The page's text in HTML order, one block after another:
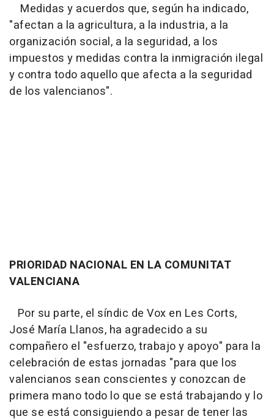
Medidas y acuerdos que, según ha indicado,
"afectan a la agricultura, a la industria, a la
organización social, a la seguridad, a los
impuestos y medidas contra la inmigración ilegal
y contra todo aquello que afecta a la seguridad
de los valencianos".
PRIORIDAD NACIONAL EN LA COMUNITAT
VALENCIANA
Por su parte, el síndic de Vox en Les Corts,
José María Llanos, ha agradecido a su
compañero el "esfuerzo, trabajo y apoyo" para la
celebración de estas jornadas "para que los
valencianos sean conscientes y conozcan de
primera mano todo lo que se está trabajando y lo
que se está consiguiendo a pesar de tener las